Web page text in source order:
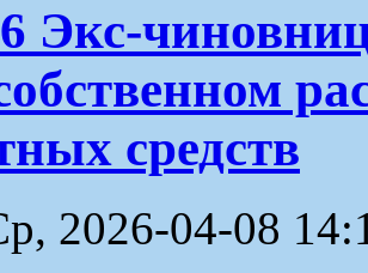
Экс-
средств
2026-04-08